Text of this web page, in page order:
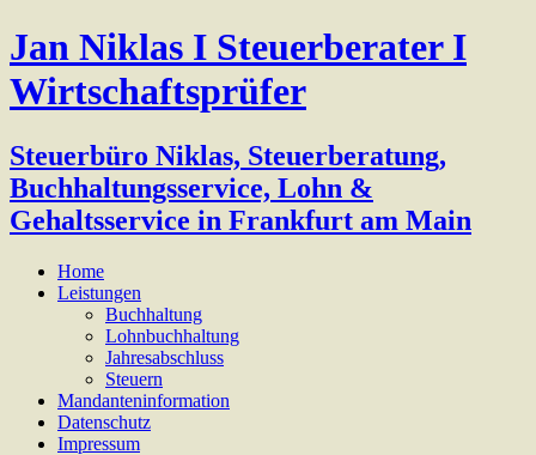
Jan Niklas I Steuerberater I
Wirtschaftsprüfer
Steuerbüro Niklas, Steuerberatung,
Buchhaltungsservice, Lohn &
Gehaltsservice in Frankfurt am Main
Home
Leistungen
Buchhaltung
Lohnbuchhaltung
Jahresabschluss
Steuern
Mandanteninformation
Datenschutz
Impressum